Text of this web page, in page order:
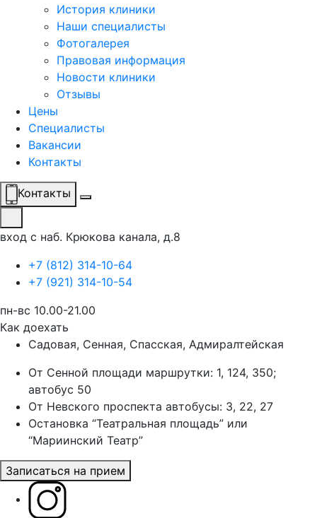
История клиники
Наши специалисты
Фотогалерея
Правовая информация
Новости клиники
Отзывы
Цены
Специалисты
Вакансии
Контакты
Контакты
вход с наб. Крюкова канала, д.8
+7 (812) 314-10-64
+7 (921) 314-10-54
пн-вс 10.00-21.00
Как доехать
Садовая, Сенная, Спасская, Адмиралтейская
От Сенной площади маршрутки: 1, 124, 350;
автобус 50
От Невского проспекта автобусы: 3, 22, 27
Остановка “Театральная площадь” или
“Мариинский Театр”
Записаться на прием